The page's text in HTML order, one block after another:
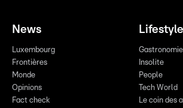
News
Luxembourg
Frontières
Monde
Opinions
Fact check
Lifestyle
Gastronomie
Insolite
People
Tech World
Le coin des